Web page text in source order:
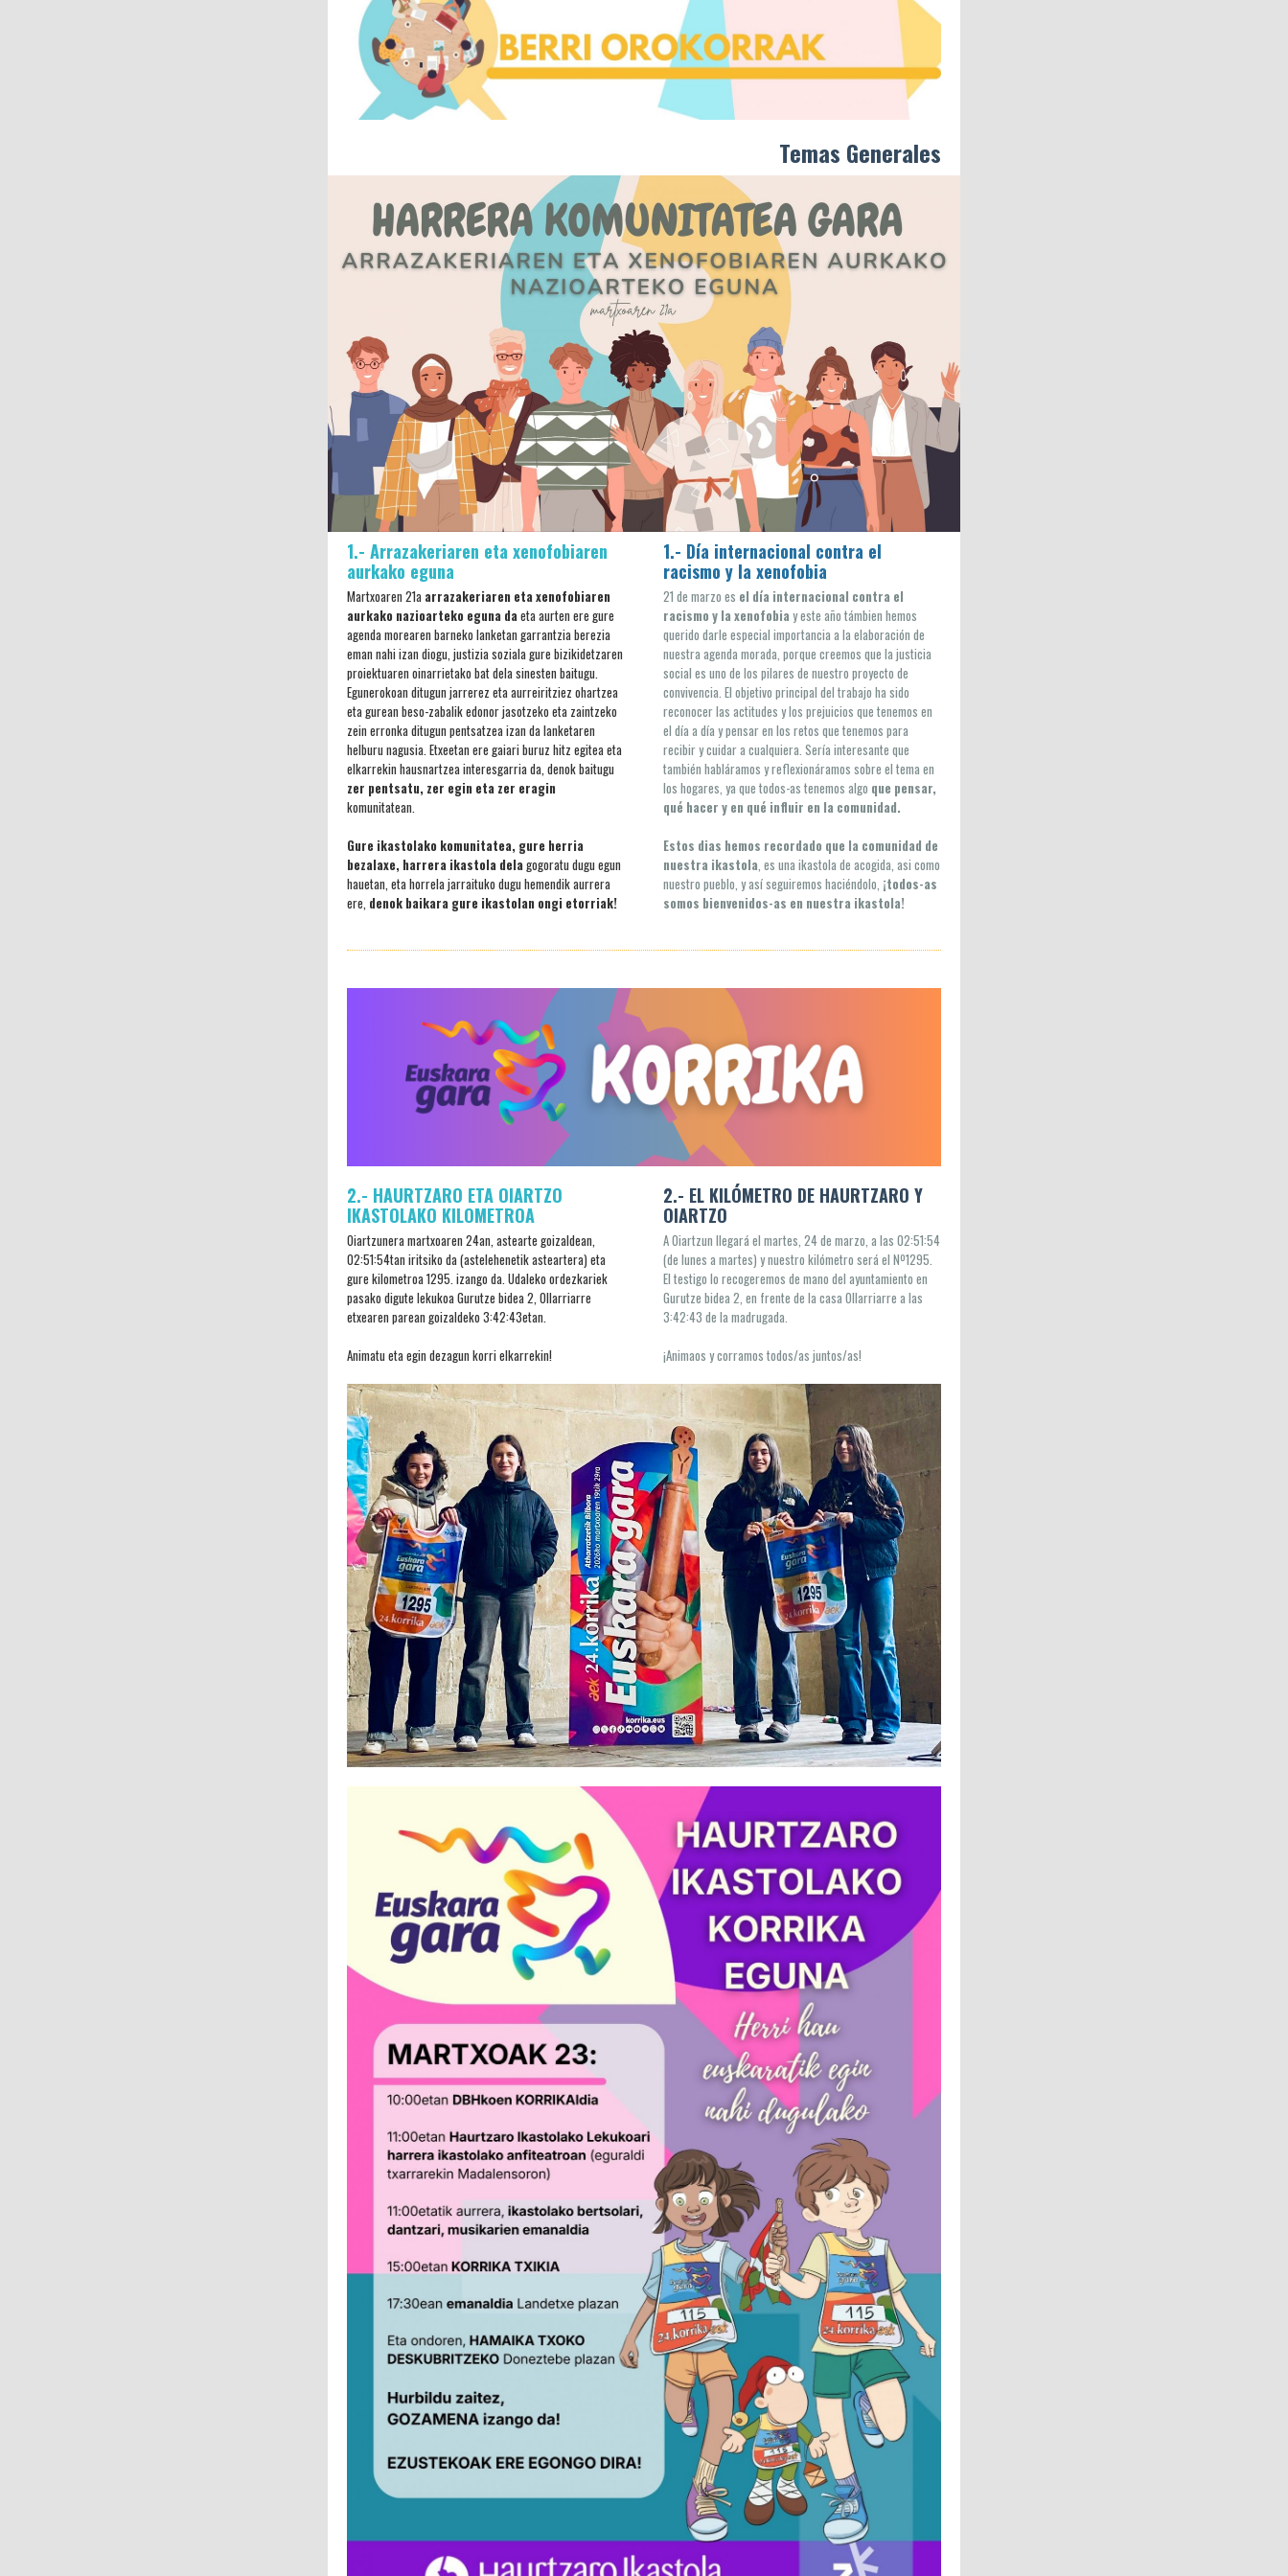
Temas Generales
1.- Arrazakeriaren eta xenofobiaren
aurkako eguna
Martxoaren 21a arrazakeriaren eta xenofobiaren
aurkako nazioarteko eguna daeta aurten ere gure
agenda morearen barneko lanketan garrantzia berezia
eman nahi izan diogu, justizia soziala gure bizikidetzaren
proiektuaren oinarrietako bat dela sinesten baitugu.
Egunerokoan ditugun jarrerez eta aurreiritziez ohartzea
eta gurean beso-zabalik edonor jasotzeko eta zaintzeko
zein erronka ditugun pentsatzea izan da lanketaren
helburu nagusia. Etxeetan ere gaiari buruz hitz egitea eta
elkarrekin hausnartzea interesgarria da, denok baitugu
zer pentsatu, zer egin eta zer eragin
komunitatean.
Gure ikastolako komunitatea, gure herria
bezalaxe, harrera ikastola delagogoratu dugu egun
hauetan, eta horrela jarraituko dugu hemendik aurrera
ere, denok baikara gure ikastolan ongi etorriak!
1.- Día internacional contra el
racismo y la xenofobia
21 de marzo es el día internacional contra el
racismo y la xenofobia y este año támbien hemos
querido darle especial importancia a la elaboración de
nuestra agenda morada, porque creemos que la justicia
social es uno de los pilares de nuestro proyecto de
convivencia. El objetivo principal del trabajo ha sido
reconocer las actitudes y los prejuicios que tenemos en
el día a día y pensar en los retos que tenemos para
recibir y cuidar a cualquiera. Sería interesante que
también habláramos y reflexionáramos sobre el tema en
los hogares, ya que todos-as tenemos algo que pensar,
qué hacer y en qué influir en la comunidad.
Estos dias hemos recordado que la comunidad de
nuestra ikastola, es una ikastola de acogida, asi como
nuestro pueblo, y así seguiremos haciéndolo, ¡todos-as
somos bienvenidos-as en nuestra ikastola!
2.- HAURTZARO ETA OIARTZO
IKASTOLAKO KILOMETROA
Oiartzunera martxoaren 24an, astearte goizaldean,
02:51:54tan iritsiko da(astelehenetik asteartera) eta
gure kilometroa 1295. izango da. Udaleko ordezkariek
pasako digute lekukoaGurutze bidea 2, Ollarriarre
etxearen parean goizaldeko 3:42:43etan.
Animatu eta egin dezagun korri elkarrekin!
2.- EL KILÓMETRO DE HAURTZARO Y
OIARTZO
A Oiartzun llegará el martes, 24 de marzo, a las 02:51:54
(de lunes a martes) y nuestro kilómetro será el Nº1295.
El testigo lo recogeremos de mano del ayuntamiento en
Gurutze bidea 2, en frente de la casa Ollarriarre a las
3:42:43 de la madrugada.
¡Animaos y corramos todos/as juntos/as!